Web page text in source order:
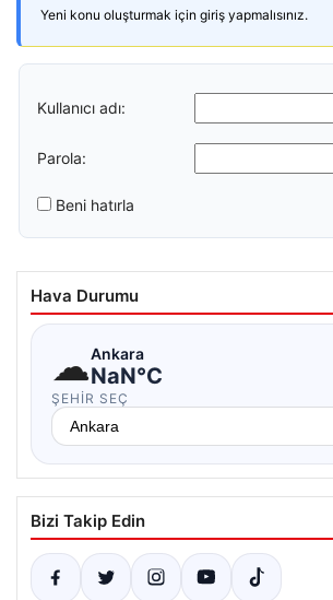
Yeni konu oluşturmak için giriş yapmalısınız.
Kullanıcı adı:
Parola:
Beni hatırla
Hava Durumu
☁Ankara
NaN°C
ŞEHIR SEÇ
Bizi Takip Edin